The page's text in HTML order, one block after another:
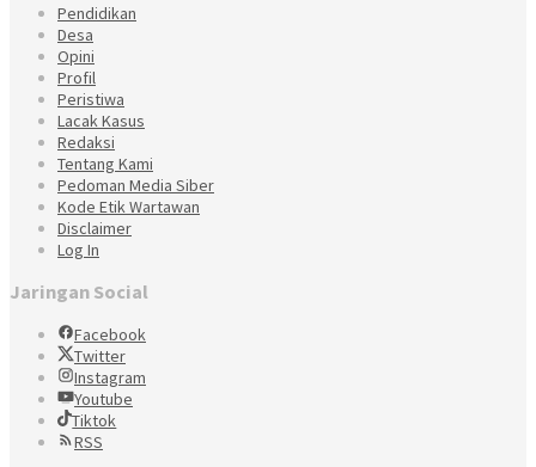
Pendidikan
Desa
Opini
Profil
Peristiwa
Lacak Kasus
Redaksi
Tentang Kami
Pedoman Media Siber
Kode Etik Wartawan
Disclaimer
Log In
Jaringan Social
Facebook
Twitter
Instagram
Youtube
Tiktok
RSS